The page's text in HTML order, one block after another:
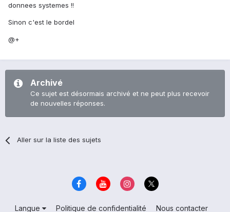
donnees systemes !!
Sinon c'est le bordel
@+
Archivé
Ce sujet est désormais archivé et ne peut plus recevoir
de nouvelles réponses.
Aller sur la liste des sujets
Langue Politique de confidentialité Nous contacter